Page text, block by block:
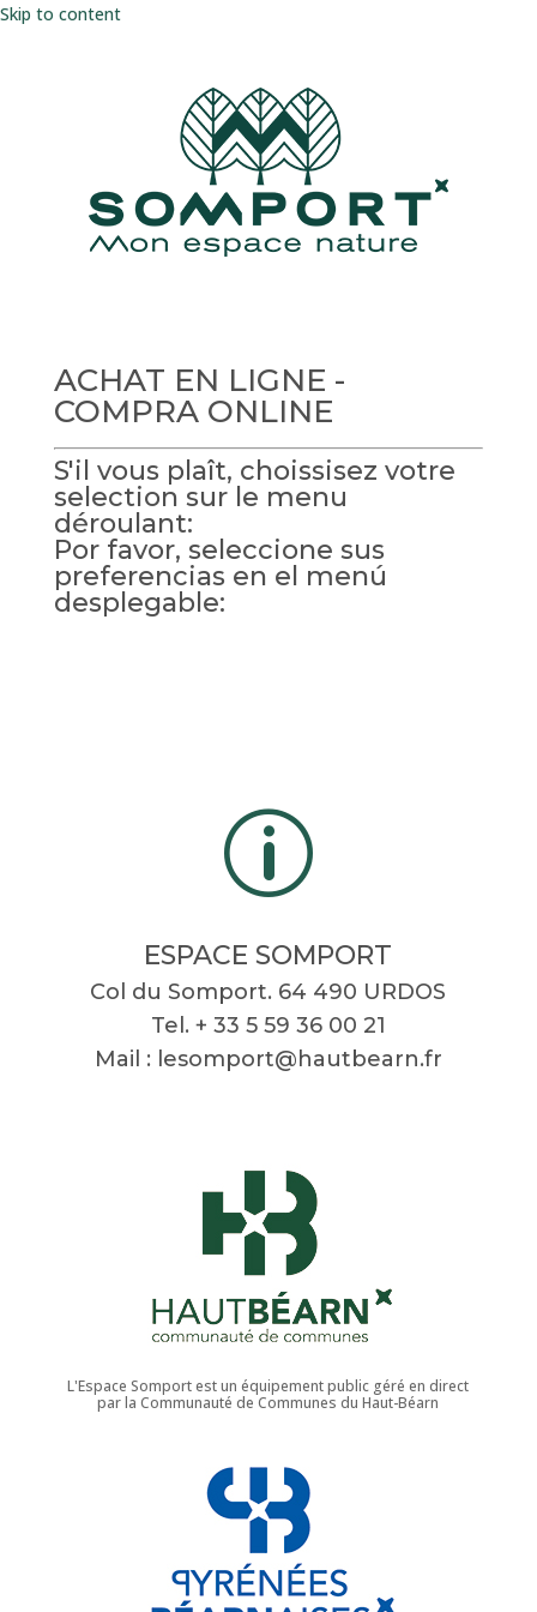
Skip to content
ACHAT EN LIGNE -
COMPRA ONLINE
S'il vous plaît, choissisez votre
selection sur le menu
déroulant:
Por favor, seleccione sus
preferencias en el menú
desplegable:
p
ESPACE SOMPORT
Col du Somport. 64 490 URDOS
Tel. + 33 5 59 36 00 21
Mail : lesomport@hautbearn.fr
L'Espace Somport est un équipement public géré en direct
par la Communauté de Communes du Haut-Béarn